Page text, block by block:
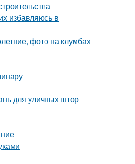
избавляюсь в
фото на клумбах
для уличных штор